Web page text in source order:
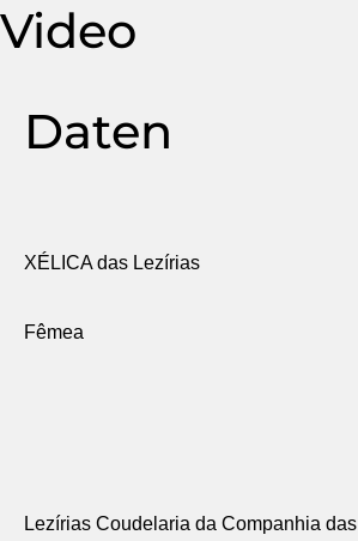
Video
Daten
XÉLICA das Lezírias
Fêmea
Lezírias Coudelaria da Companhia das